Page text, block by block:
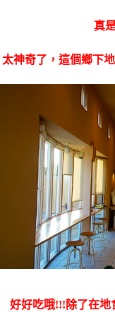
真
太神奇了，這個鄉下
好好吃哦!!!除了在地